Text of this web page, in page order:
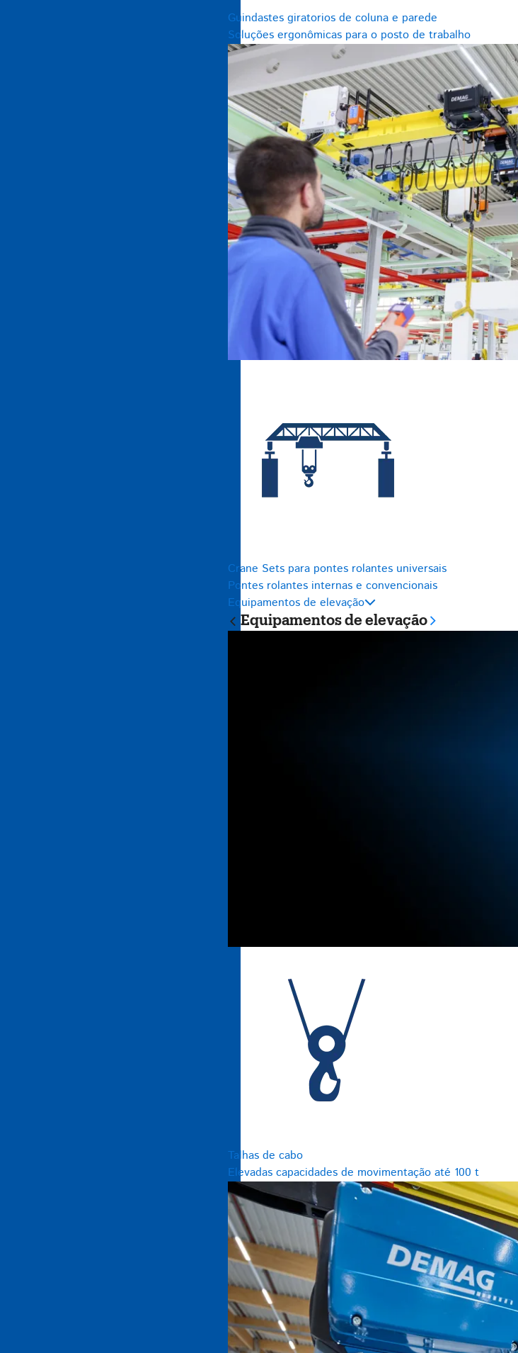
Guindastes giratorios de coluna e parede
Soluções ergonômicas para o posto de trabalho
Crane Sets para pontes rolantes universais
Pontes rolantes internas e convencionais
Equipamentos de elevação
Equipamentos de elevação
Talhas de cabo
Elevadas capacidades de movimentação até 100 t